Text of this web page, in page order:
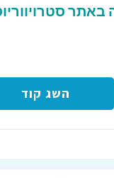
השג קוד